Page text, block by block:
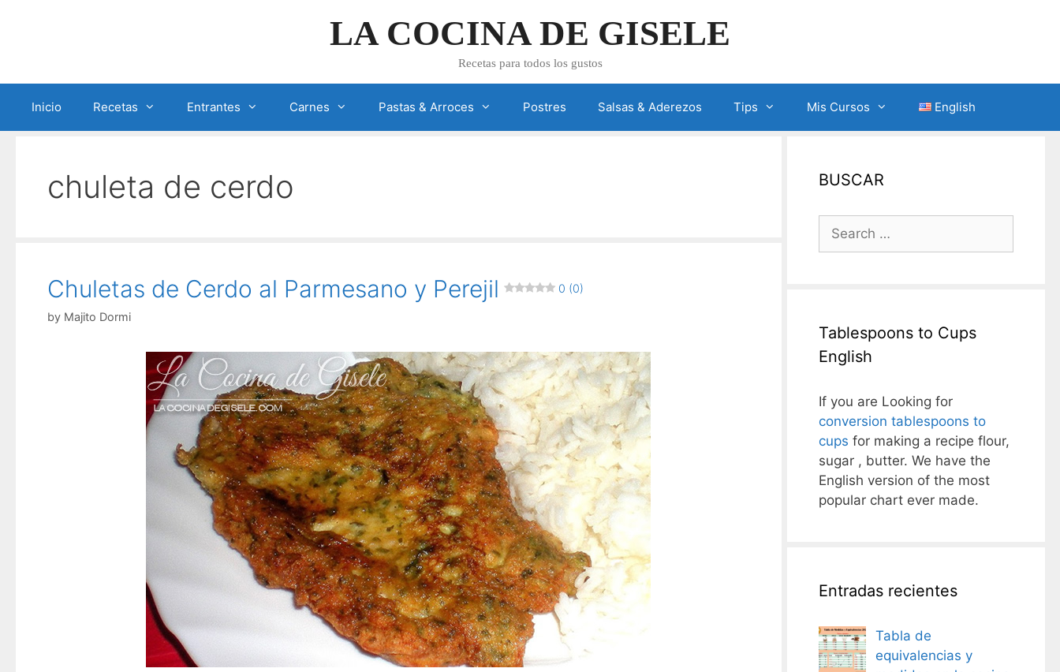
LA COCINA DE GISELE
Recetas para todos los gustos
Inicio Recetas Entrantes Carnes Pastas & Arroces Postres Salsas & Aderezos Tips Mis Cursos English
chuleta de cerdo
Chuletas de Cerdo al Parmesano y Perejil 0 (0)
by Majito Dormi
BUSCAR
Search
for:
Tablespoons to Cups
English
If you are Looking for
conversion tablespoons to
cups for making a recipe flour,
sugar , butter. We have the
English version of the most
popular chart ever made.
Entradas recientes
Tabla de
equivalencias y